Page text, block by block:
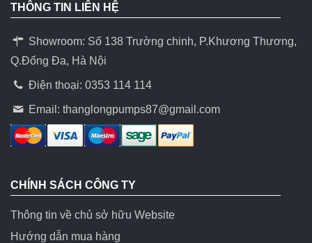
THÔNG TIN LIÊN HỆ
Showroom: Số 138 Trường chinh, P.Khương Thương,
Q.Đống Đa, Hà Nội
Điện thoại: 0353 114 114
Email:thanglongpumps87@gmail.com
CHÍNH SÁCH CÔNG TY
Thông tin về chủ sở hữu Website
Hướng dẫn mua hàng